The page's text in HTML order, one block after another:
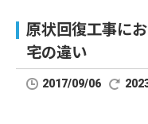
原状回復工事に
宅の違い
2017/09/06